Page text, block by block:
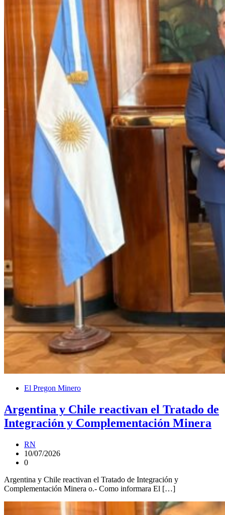
El Pregon Minero
Argentina y Chile reactivan el Tratado de
Integración y Complementación Minera
RN
10/07/2026
0
Argentina y Chile reactivan el Tratado de Integración y
Complementación Minera o.- Como informara El […]